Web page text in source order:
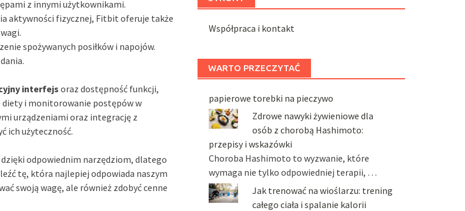
z innymi użytkownikami.
aktywności fizycznej, Fitbit oferuje także
spożywanych posiłków i napojów.
interfejs oraz dostępność funkcji,
diety i monitorowanie postępów w
urządzeniami oraz integrację z
ich użyteczność.
odpowiednim narzędziom, dlatego
tę, która najlepiej odpowiada naszym
swoją wagę, ale również zdobyć cenne
Współpraca i kontakt
WARTO PRZECZYTAĆ
papierowe torebki na pieczywo
Zdrowe nawyki żywieniowe dla
osób z chorobą Hashimoto:
przepisy i wskazówki
Choroba Hashimoto to wyzwanie, które
wymaga nie tylko odpowiedniej terapii, …
Jak trenować na wioślarzu: trening
całego ciała i spalanie kalorii